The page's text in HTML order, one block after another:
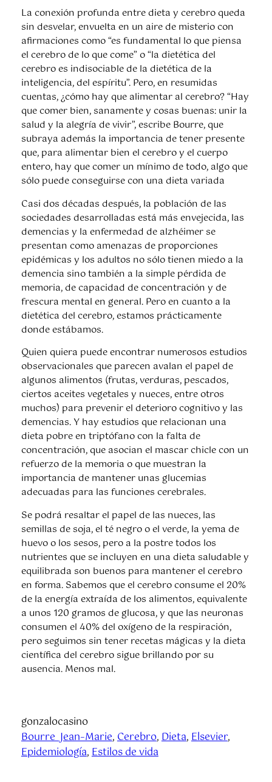
La conexión profunda entre dieta y cerebro queda
sin desvelar, envuelta en un aire de misterio con
afirmaciones como “es fundamental lo que piensa
el cerebro de lo que come” o “la dietética del
cerebro es indisociable de la dietética de la
inteligencia, del espíritu”. Pero, en resumidas
cuentas, ¿cómo hay que alimentar al cerebro? “Hay
que comer bien, sanamente y cosas buenas: unir la
salud y la alegría de vivir”, escribe Bourre, que
subraya además la importancia de tener presente
que, para alimentar bien el cerebro y el cuerpo
entero, hay que comer un mínimo de todo, algo que
sólo puede conseguirse con una dieta variada
Casi dos décadas después, la población de las
sociedades desarrolladas está más envejecida, las
demencias y la enfermedad de alzhéimer se
presentan como amenazas de proporciones
epidémicas y los adultos no sólo tienen miedo a la
demencia sino también a la simple pérdida de
memoria, de capacidad de concentración y de
frescura mental en general. Pero en cuanto a la
dietética del cerebro, estamos prácticamente
donde estábamos.
Quien quiera puede encontrar numerosos estudios
observacionales que parecen avalan el papel de
algunos alimentos (frutas, verduras, pescados,
ciertos aceites vegetales y nueces, entre otros
muchos) para prevenir el deterioro cognitivo y las
demencias. Y hay estudios que relacionan una
dieta pobre en triptófano con la falta de
concentración, que asocian el mascar chicle con un
refuerzo de la memoria o que muestran la
importancia de mantener unas glucemias
adecuadas para las funciones cerebrales.
Se podrá resaltar el papel de las nueces, las
semillas de soja, el té negro o el verde, la yema de
huevo o los sesos, pero a la postre todos los
nutrientes que se incluyen en una dieta saludable y
equilibrada son buenos para mantener el cerebro
en forma. Sabemos que el cerebro consume el 20%
de la energía extraída de los alimentos, equivalente
a unos 120 gramos de glucosa, y que las neuronas
consumen el 40% del oxígeno de la respiración,
pero seguimos sin tener recetas mágicas y la dieta
científica del cerebro sigue brillando por su
ausencia. Menos mal.
gonzalocasino
Bourre_Jean–Marie, Cerebro, Dieta, Elsevier
Epidemiología, Estilos de vida